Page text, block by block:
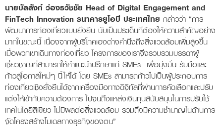
นายบัลลังก์ ว่องธวัชชัย Head of Digital Engagement and
FinTech Innovation ธนาคารยูโอบี ประเทศไทย กล่าวว่า “การ
พัฒนาการท่องเที่ยวแบบยั่งยืน นับเป็นประเด็นที่ต้องให้ความสำคัญอย่าง
มากในขณะนี้ เนื่องจากผู้บริโภคเองต่างคำนึงถึงสิ่งแวดล้อมเพิ่มสูงขึ้น
เมื่อพวกเขาเดินทางท่องเที่ยว โครงการของเราจึงรวบรวมบรรดาผู้
เชี่ยวชาญที่สามารถให้คำแนะนำปรึกษาแก่ SMEs เพื่อมุ่งมั่น รับมือและ
ก้าวสู่โอกาสใหม่ๆ นี้ให้ได้ โดย SMEs สามารถก้าวไปเป็นผู้ประกอบการ
ท่องเที่ยวเชิงยั่งยืนได้จากเครื่องมือทางดิจิทัลที่ผ่านการคัดเลือกและปรับ
แต่งให้เข้ากับความต้องการ ไปจนถึงแหล่งเงินทุนสนับสนุนในการปรับใช้
เทคโนโลยีสีเขียว ไม่มีผลต่อสิ่งแวดล้อม รวมถึงมีความชำนาญในด้านการ
จัดโครงสร้างโมเดลทางธุรกิจของตน”